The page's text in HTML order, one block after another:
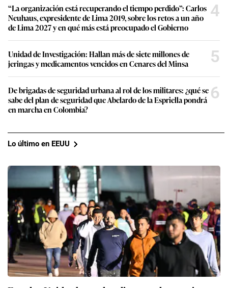
“La organización está recuperando el tiempo perdido”: Carlos
Neuhaus, expresidente de Lima 2019, sobre los retos a un año
de Lima 2027 y en qué más está preocupado el Gobierno
4
Unidad de Investigación: Hallan más de siete millones de
jeringas y medicamentos vencidos en Cenares del Minsa
5
De brigadas de seguridad urbana al rol de los militares: ¿qué se
sabe del plan de seguridad que Abelardo de la Espriella pondrá
en marcha en Colombia?
6
Lo último en EEUU